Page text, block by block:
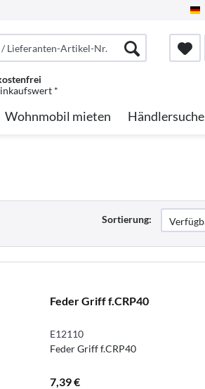
*
Wohnmobil mieten Händlersuche
Sortierung:
Feder Griff f.CRP40
E12110
Feder Griff f.CRP40
7,39 €